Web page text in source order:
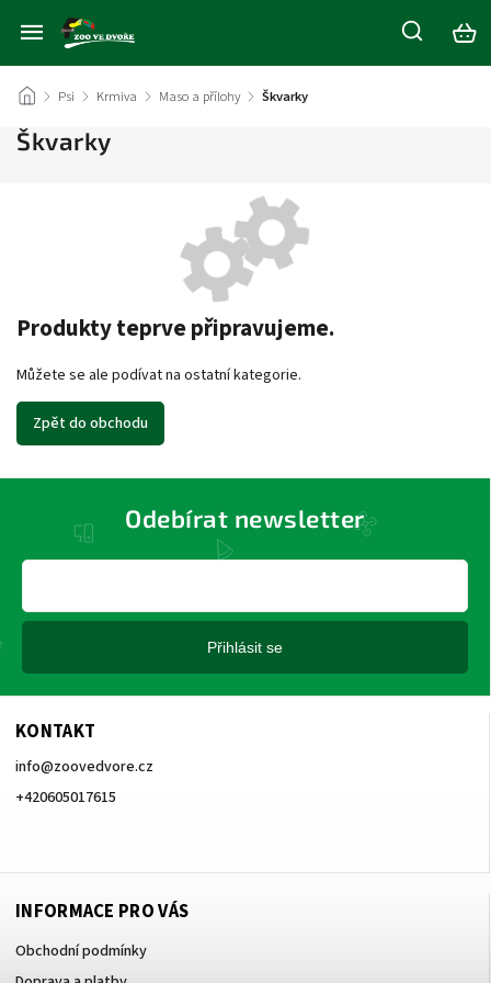
/ Psi / Krmiva / Maso a přílohy / Škvarky
Škvarky
Produkty teprve připravujeme.
Můžete se ale podívat na ostatní kategorie.
Zpět do obchodu
KONTAKT
info@zoovedvore.cz
+420605017615
INFORMACE PRO VÁS
Obchodní podmínky
Odebírat newsletter
Přihlásit se